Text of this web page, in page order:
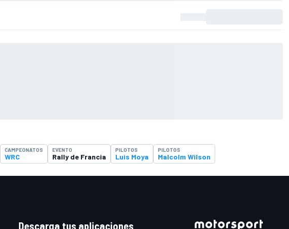
CAMPEONATOS
WRC
EVENTO
Rally de Francia
PILOTOS
Luis Moya
PILOTOS
Malcolm Wilson
Descarga tus aplicaciones